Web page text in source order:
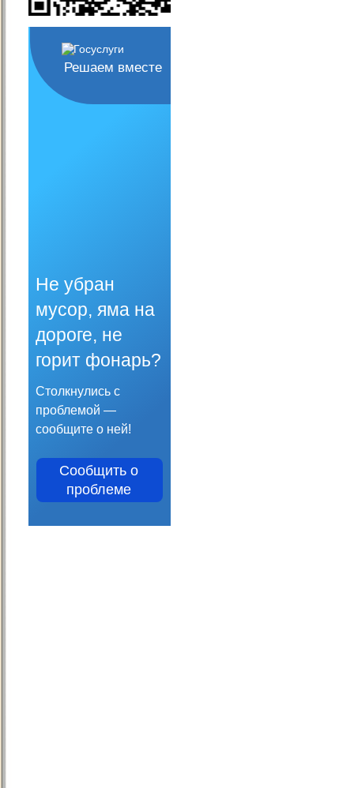
Решаем вместе
Не убран
мусор, яма на
дороге, не
горит фонарь?
Столкнулись с
проблемой —
сообщите о ней!
Сообщить о
проблеме